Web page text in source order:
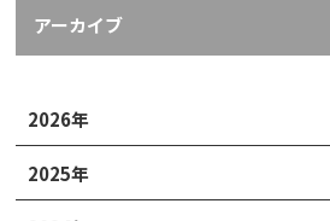
アーカイブ
2026年
2025年